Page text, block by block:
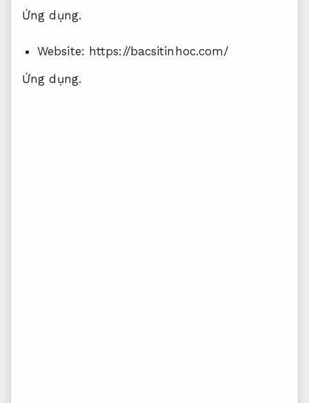
Ứng dụng.
Website: https://bacsitinhoc.com/
Ứng dụng.